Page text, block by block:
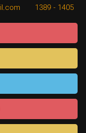
1405 - 1389 konkur.in@gmail.com